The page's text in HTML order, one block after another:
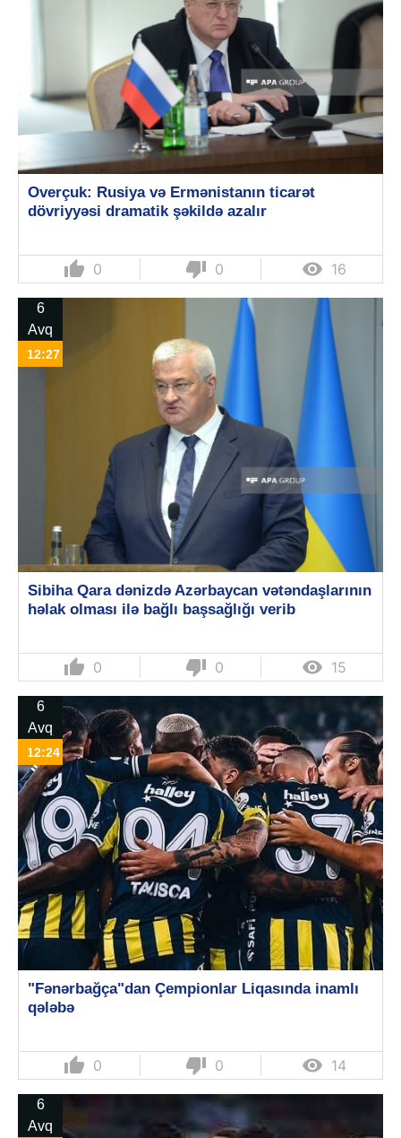
Overçuk: Rusiya və Ermənistanın ticarət
dövriyyəsi dramatik şəkildə azalır
thumb_up 0 thumb_down 0  16
6
Avq
12:27
Sibiha Qara dənizdə Azərbaycan vətəndaşlarının
həlak olması ilə bağlı başsağlığı verib
thumb_up 0 thumb_down 0  15
6
Avq
12:24
"Fənərbağça"dan Çempionlar Liqasında inamlı
qələbə
thumb_up 0 thumb_down 0  14
6
Avq